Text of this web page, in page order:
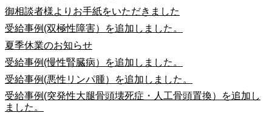
御相談者様よりお手紙をいただきました
受給事例(双極性障害）を追加しました。
夏季休業のお知らせ
受給事例(慢性腎臓病）を追加しました。
受給事例(悪性リンパ腫）を追加しました。
受給事例(突発性大腿骨頭壊死症・人工骨頭置換）を追加し
ました。